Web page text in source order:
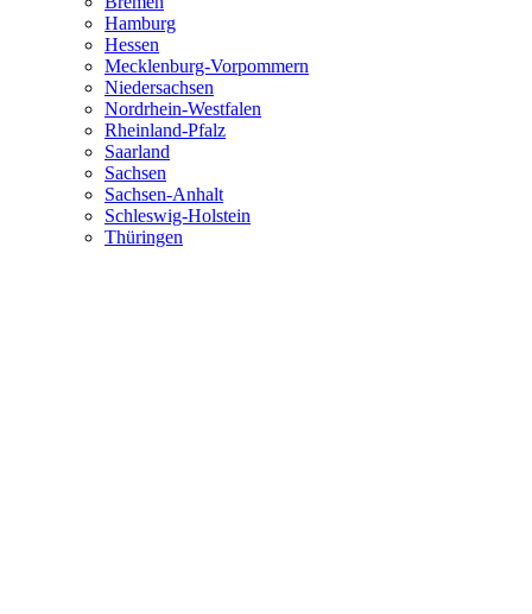
Hamburg
Hessen
Mecklenburg-Vorpommern
Niedersachsen
Nordrhein-Westfalen
Rheinland-Pfalz
Saarland
Sachsen
Sachsen-Anhalt
Schleswig-Holstein
Thüringen